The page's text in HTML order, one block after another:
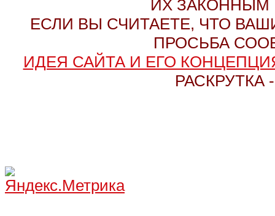
ИХ ЗАКОННЫМ
ЕСЛИ ВЫ СЧИТАЕТЕ, ЧТО
ПРОСЬБА
ИДЕЯ САЙТА И ЕГО КОНЦЕПЦИЯ
РАСКРУТКА -